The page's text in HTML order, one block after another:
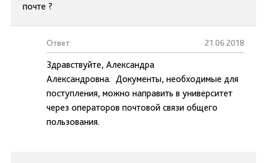
почте ?
Ответ: 21.06.2018
Здравствуйте, Александра
Александровна. Документы, необходимые для
поступления, можно направить в университет
через операторов почтовой связи общего
пользования.